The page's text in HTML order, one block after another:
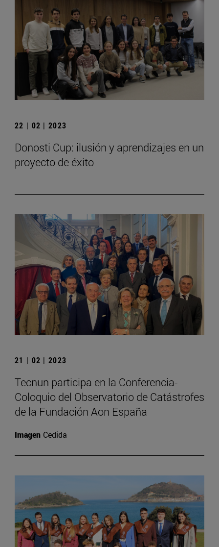
22 | 02 | 2023
Donosti Cup: ilusión y aprendizajes en un
proyecto de éxito
21 | 02 | 2023
Tecnun participa en la Conferencia-
Coloquio del Observatorio de Catástrofes
de la Fundación Aon España
Imagen Cedida